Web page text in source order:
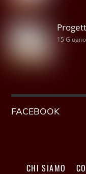
15
FACEBOOK
CHI SIAMO